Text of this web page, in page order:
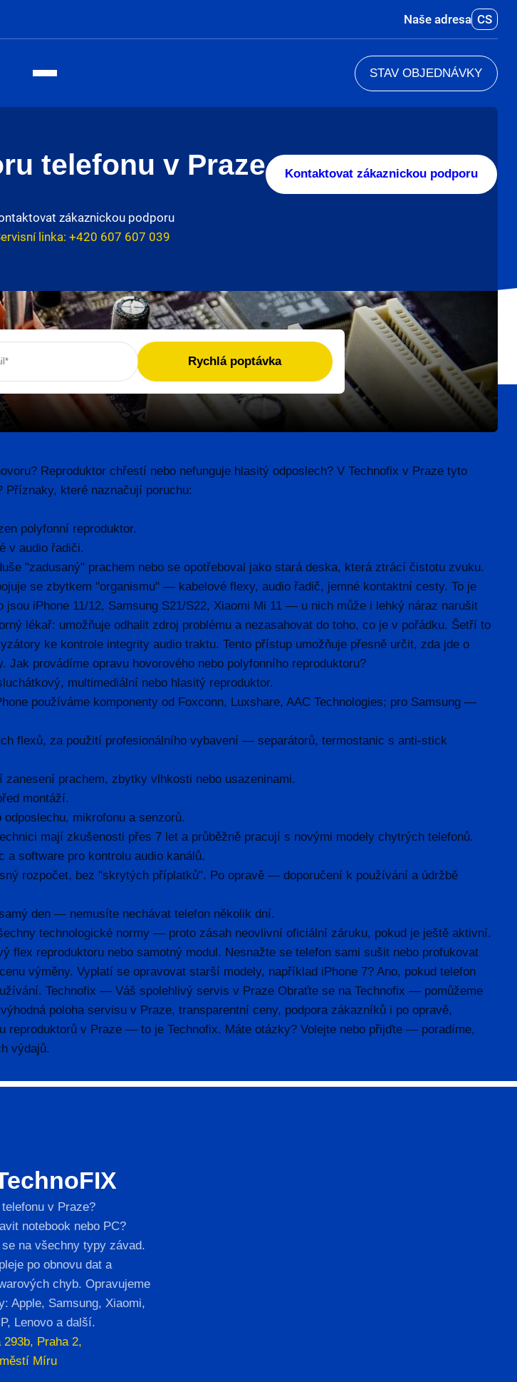
Naše adresa CS
STAV OBJEDNÁVKY
telefonu v Praze Kontaktovat zákaznickou podporu
zákaznickou podporu
linka:+420 607 607 039
Reproduktor chřestí nebo nefunguje hlasitý odposlech? V Technofix v Praze tyto
které naznačují poruchu:
polyfonní reproduktor.
v audio řadiči.
"zadusaný" prachem nebo se opotřeboval jako stará deska, která ztrácí čistotu zvuku.
se zbytkem "organismu" — kabelové flexy, audio řadič, jemné kontaktní cesty. To je
iPhone 11/12, Samsung S21/S22, Xiaomi Mi 11 — u nich může i lehký náraz narušit
lékař: umožňuje odhalit zdroj problému a nezasahovat do toho, co je v pořádku. Šetří to
ke kontrole integrity audio traktu. Tento přístup umožňuje přesně určit, zda jde o
provádíme opravu hovorového nebo polyfonního reproduktoru?
multimediální nebo hlasitý reproduktor.
používáme komponenty od Foxconn, Luxshare, AAC Technologies; pro Samsung —
flexů, za použití profesionálního vybavení — separátorů, termostanic s anti-stick
prachem, zbytky vlhkosti nebo usazeninami.
montáží.
mikrofonu a senzorů.
mají zkušenosti přes 7 let a průběžně pracují s novými modely chytrých telefonů.
software pro kontrolu audio kanálů.
rozpočet, bez "skrytých příplatků". Po opravě — doporučení k používání a údržbě
den — nemusíte nechávat telefon několik dní.
technologické normy — proto zásah neovlivní oficiální záruku, pokud je ještě aktivní.
flex reproduktoru nebo samotný modul. Nesnažte se telefon sami sušit nebo profukovat
výměny. Vyplatí se opravovat starší modely, například iPhone 7? Ano, pokud telefon
Technofix — Váš spolehlivý servis v Praze Obraťte se na Technofix — pomůžeme
poloha servisu v Praze, transparentní ceny, podpora zákazníků i po opravě,
v Praze — to je Technofix. Máte otázky? Volejte nebo přijďte — poradíme,
výdajů.
v Praze?
notebook nebo PC?
na všechny typy závad.
po obnovu dat a
chyb. Opravujeme
Apple, Samsung, Xiaomi,
Lenovo a další.
Praha 2,
Míru